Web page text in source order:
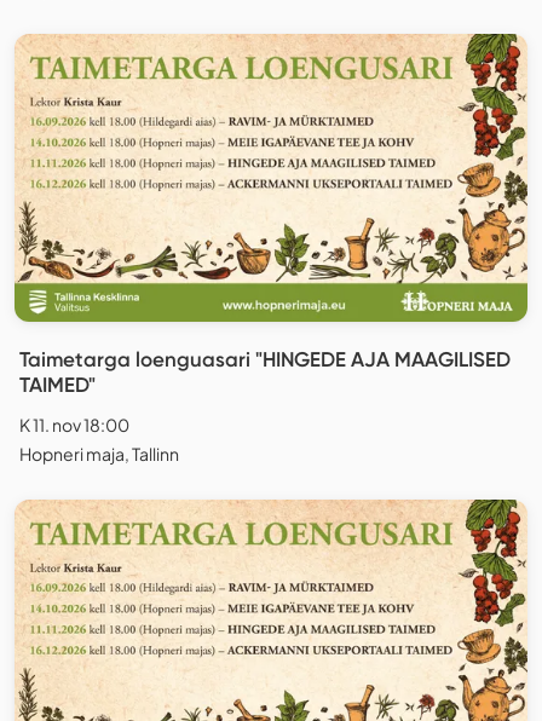
Taimetarga loenguasari "HINGEDE AJA MAAGILISED
TAIMED"
K 11. nov 18:00
Hopneri maja, Tallinn